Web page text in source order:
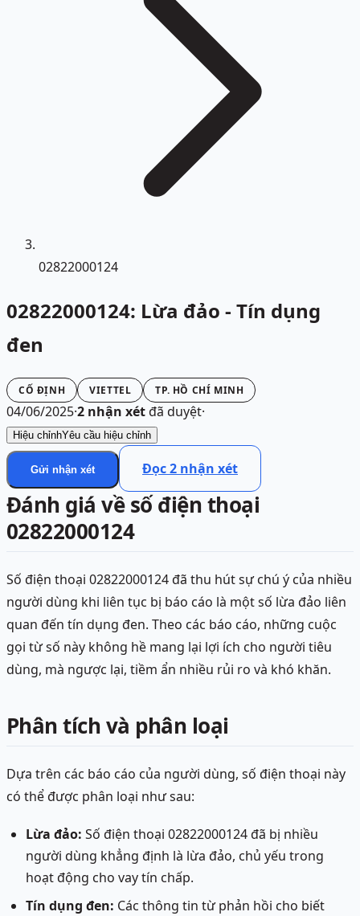
02822000124
02822000124: Lừa đảo - Tín dụng
đen
CỐ ĐỊNH VIETTEL TP. HỒ CHÍ MINH
04/06/2025·2 nhận xétđã duyệt·
Hiệu chỉnhYêu cầu hiệu chỉnh
Gửi nhận xét Đọc2 nhận xét
Đánh giá về số điện thoại
02822000124
Số điện thoại 02822000124 đã thu hút sự chú ý của nhiều
người dùng khi liên tục bị báo cáo là một số lừa đảo liên
quan đến tín dụng đen. Theo các báo cáo, những cuộc
gọi từ số này không hề mang lại lợi ích cho người tiêu
dùng, mà ngược lại, tiềm ẩn nhiều rủi ro và khó khăn.
Phân tích và phân loại
Dựa trên các báo cáo của người dùng, số điện thoại này
có thể được phân loại như sau:
Lừa đảo: Số điện thoại 02822000124 đã bị nhiều
người dùng khẳng định là lừa đảo, chủ yếu trong
hoạt động cho vay tín chấp.
Tín dụng đen: Các thông tin từ phản hồi cho biết